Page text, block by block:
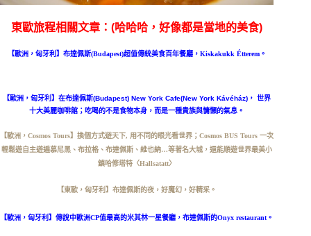
東歐旅程相關文章：(哈哈哈，好像都是當地的美食)
【歐洲，匈牙利】布達佩斯(Budapest)超值傳統美食百年餐廳，Kiskakukk Étterem。
【歐洲，匈牙利】在布達佩斯(Budapest) New York Cafe(New York Kávéház)， 世界
十大美麗咖啡館；吃喝的不是食物本身，而是一種貴族與慵懶的氣息。
【歐洲，Cosmos Tours】換個方式遊天下, 用不同的眼光看世界；Cosmos BUS Tours 一次
輕鬆遊自主遊遍慕尼黑、布拉格、布達佩斯、維也納…等著名大城，還能順遊世界最美小
鎮哈修塔特〈Hallsatatt〉
【東歐，匈牙利】布達佩斯的夜，好魔幻，好精采。
【歐洲，匈牙利】傳說中歐洲CP值最高的米其林一星餐廳，布達佩斯的Onyx restaurant。